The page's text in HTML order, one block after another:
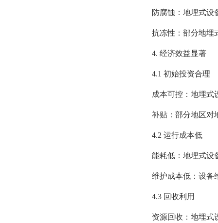
防腐蚀：地埋式设备
抗冻性：部分地埋式
4. 经济效益显著
4.1 初始投资合理
成本可控：地埋式设
补贴：部分地区对地
4.2 运行成本低
能耗低：地埋式设备
维护成本低：设备维
4.3 回收利用
资源回收：地埋式设